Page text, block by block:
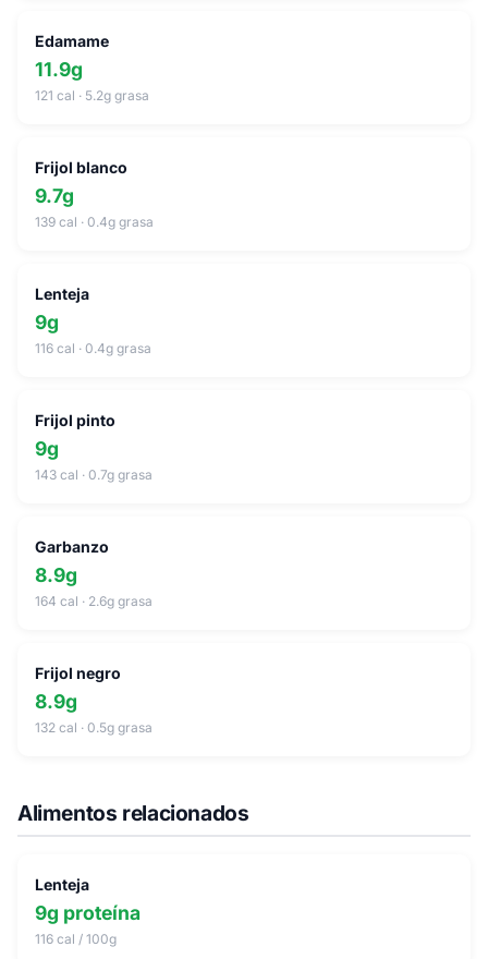
Edamame
11.9g
121 cal · 5.2g grasa
Frijol blanco
9.7g
139 cal · 0.4g grasa
Lenteja
9g
116 cal · 0.4g grasa
Frijol pinto
9g
143 cal · 0.7g grasa
Garbanzo
8.9g
164 cal · 2.6g grasa
Frijol negro
8.9g
132 cal · 0.5g grasa
Alimentos relacionados
Lenteja
9g proteína
116 cal / 100g